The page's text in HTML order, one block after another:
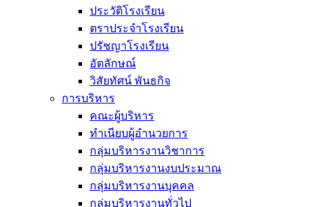
ประวัติโรงเรียน
ตราประจำโรงเรียน
ปรัชญาโรงเรียน
อัตลักษณ์
วิสัยทัศน์ พันธกิจ
การบริหาร
คณะผู้บริหาร
ทำเนียบผู้อำนวยการ
กลุ่มบริหารงานวิชาการ
กลุ่มบริหารงานงบประมาณ
กลุ่มบริหารงานบุคคล
กลุ่มบริหารงานทั่วไป